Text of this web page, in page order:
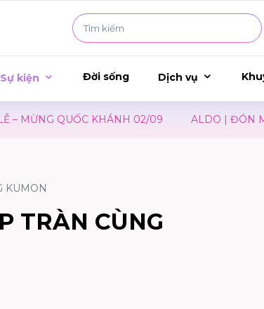
Sự kiện Đời sống Dịch vụ
QUỐC KHÁNH 02/09 ALDO | ĐÓN MÙA
KUMON
TRÀN CÙNG